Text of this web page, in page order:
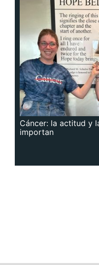
Cáncer: la actitud y
importan